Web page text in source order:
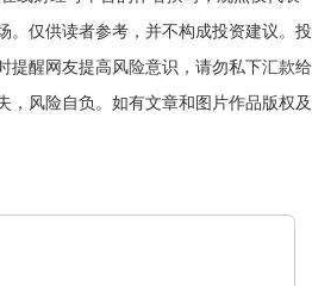
。仅供读者参考，并不构成投资建议。投
提醒网友提高风险意识，请勿私下汇款给
，风险自负。如有文章和图片作品版权及